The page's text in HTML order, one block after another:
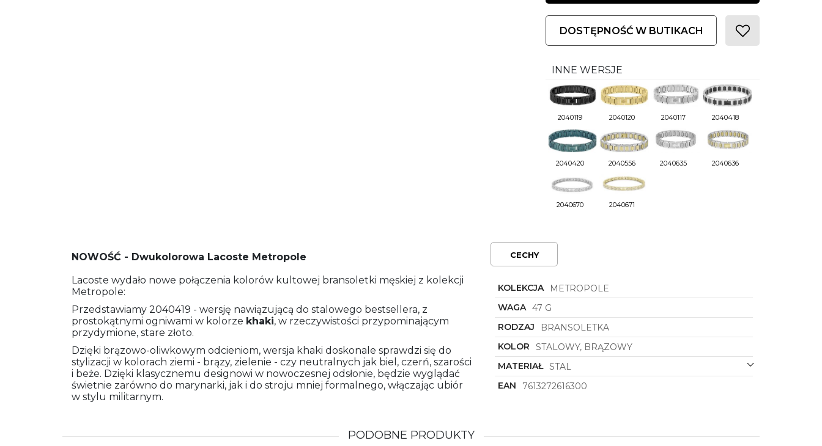
DOSTĘPNOŚĆ W BUTIKACH
INNE WERSJE
2040119 2040120 2040117 2040418
2040420 2040556 2040635 2040636
2040670 2040671
NOWOŚĆ - Dwukolorowa Lacoste Metropole
Lacoste wydało nowe połączenia kolorów kultowej bransoletki męskiej z kolekcji
Metropole:
Przedstawiamy 2040419 - wersję nawiązującą do stalowego bestsellera, z
prostokątnymi ogniwami w kolorze khaki, w rzeczywistości przypominającym
przydymione, stare złoto.
Dzięki brązowo-oliwkowym odcieniom, wersja khaki doskonale sprawdzi się do
stylizacji w kolorach ziemi - brązy, zielenie - czy neutralnych jak biel, czerń, szarości
i beże. Dzięki klasycznemu designowi w nowoczesnej odsłonie, będzie wyglądać
świetnie zarówno do marynarki, jak i do stroju mniej formalnego, włączając ubiór
w stylu militarnym.
CECHY
KOLEKCJA
METROPOLE
WAGA 47 G
RODZAJ
BRANSOLETKA
KOLOR
STALOWY, BRĄZOWY
MATERIAŁ STAL
EAN
7613272616300
PODOBNE PRODUKTY